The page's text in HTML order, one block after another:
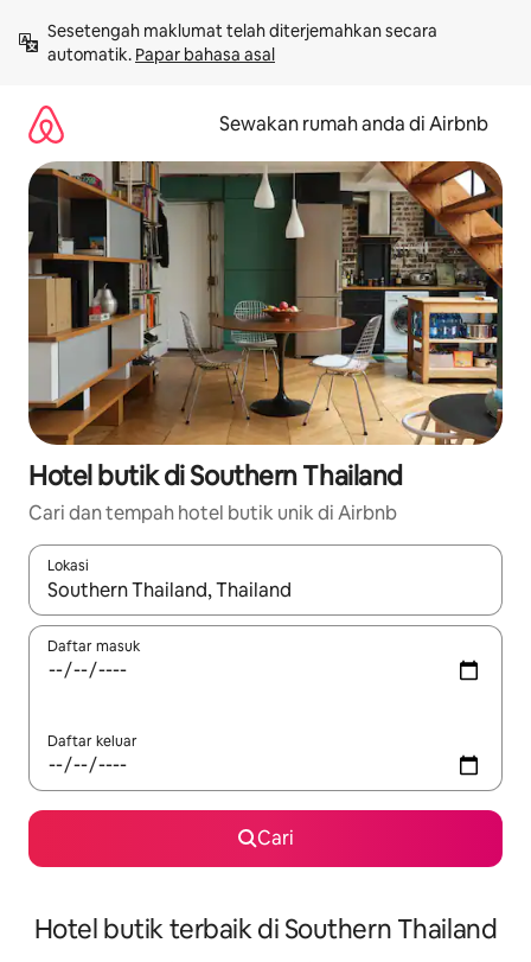
kandungan
Sesetengah maklumat telah diterjemahkan secara
automatik. Papar bahasa asal
Sewakan rumah anda di Airbnb
Hotel butik di Southern Thailand
Cari dan tempah hotel butik unik di Airbnb
Lokasi
Apabila hasil tersedia, navigasi dengan kekunci anak panah
Daftar masuk
Daftar keluar
Cari
Hotel butik terbaik di Southern Thailand